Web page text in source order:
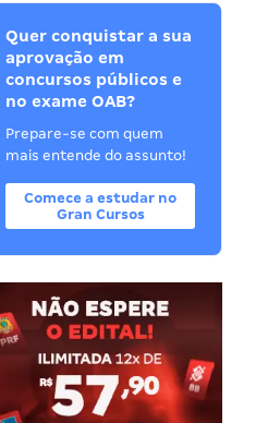
Quer conquistar a sua
aprovação em
concursos públicos e
no exame OAB?
Prepare-se com quem
mais entende do assunto!
Comece a estudar no
Gran Cursos